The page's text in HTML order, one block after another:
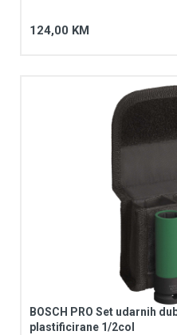
124,00 KM
BOSCH PRO Set udarnih
plastificirane 1/2col